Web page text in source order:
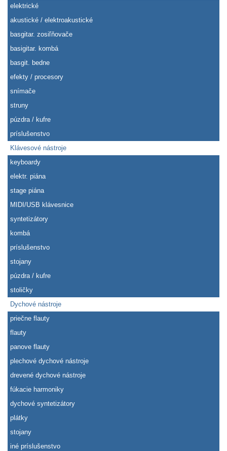
elektrické
akustické / elektroakustické
basgitar. zosiľňovače
basigitar. kombá
basgit. bedne
efekty / procesory
snímače
struny
púzdra / kufre
príslušenstvo
Klávesové nástroje
keyboardy
elektr. piána
stage piána
MIDI/USB klávesnice
syntetizátory
kombá
príslušenstvo
stojany
púzdra / kufre
stoličky
Dychové nástroje
priečne flauty
flauty
panove flauty
plechové dychové nástroje
drevené dychové nástroje
fúkacie harmoniky
dychové syntetizátory
plátky
stojany
iné príslušenstvo